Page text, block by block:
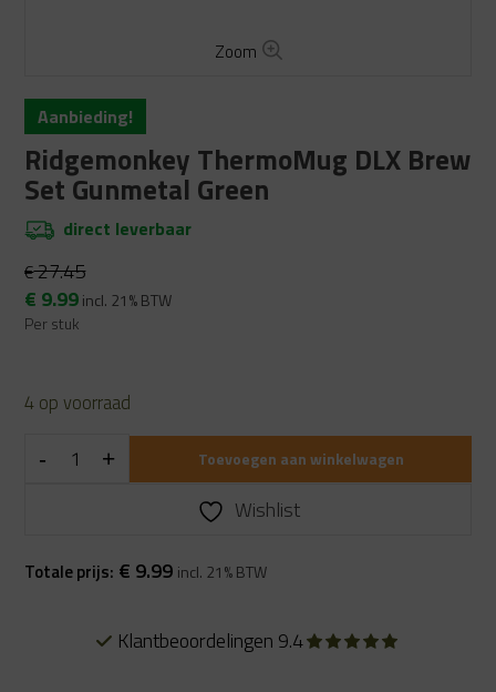
Zoom
Aanbieding!
Ridgemonkey ThermoMug DLX Brew
Set Gunmetal Green
direct leverbaar
€27.45
Oorspronkelijke
prijs
€ 9.99Huidige
prijs
incl. 21% BTW
Per stuk
4 op voorraad
Toevoegen aan winkelwagen
Wishlist
Totale prijs: € 9.99 incl. 21% BTW
Alles uit eigen voorraad